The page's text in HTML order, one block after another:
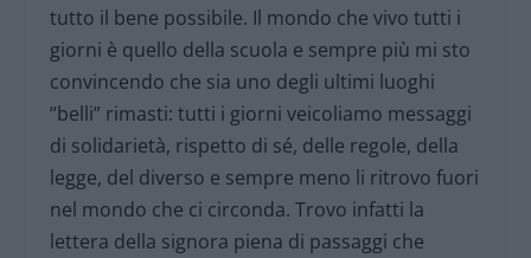
tutto il bene possibile. Il mondo che vivo tutti i
giorni è quello della scuola e sempre più mi sto
convincendo che sia uno degli ultimi luoghi
“belli” rimasti: tutti i giorni veicoliamo messaggi
di solidarietà, rispetto di sé, delle regole, della
legge, del diverso e sempre meno li ritrovo fuori
nel mondo che ci circonda. Trovo infatti la
lettera della signora piena di passaggi che